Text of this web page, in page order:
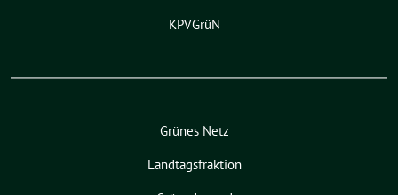
KPVGrüN
Grünes Netz
Landtagsfraktion